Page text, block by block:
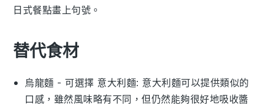
日式餐點畫上句號。
替代食材
烏龍麵 - 可選擇 意大利麵: 意大利麵可以提供類似的
口感，雖然風味略有不同，但仍然能夠很好地吸收醬